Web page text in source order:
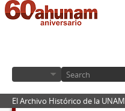
El Archivo Histórico de la UNAM